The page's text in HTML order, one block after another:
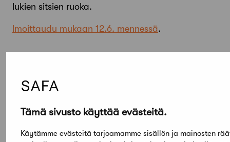
Tämä sivusto käyttää evästeitä.
Käytämme evästeitä tarjoamamme sisällön ja mainosten
lukien sitsien ruoka.
lmoittaudu mukaan 12.6. mennessä.